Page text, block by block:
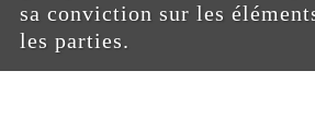
sa conviction sur les
les parties.